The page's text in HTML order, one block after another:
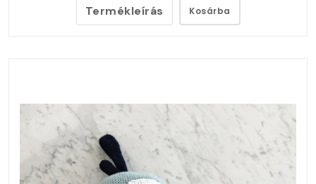
Termékleírás Kosárba